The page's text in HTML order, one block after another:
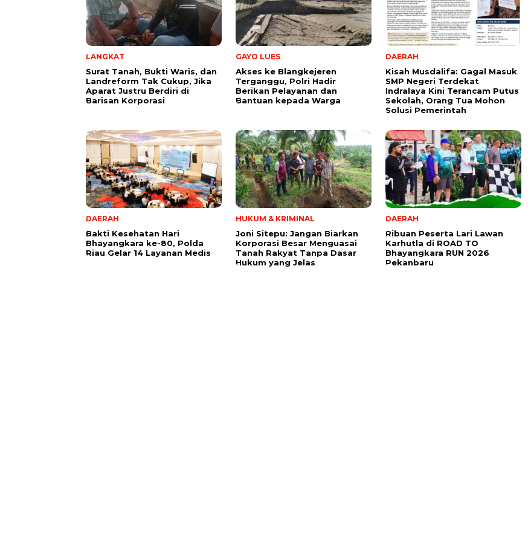
LANGKAT
Surat Tanah, Bukti Waris, dan
Landreform Tak Cukup, Jika
Aparat Justru Berdiri di
Barisan Korporasi
GAYO LUES
Akses ke Blangkejeren
Terganggu, Polri Hadir
Berikan Pelayanan dan
Bantuan kepada Warga
DAERAH
Kisah Musdalifa: Gagal Masuk
SMP Negeri Terdekat
Indralaya Kini Terancam Putus
Sekolah, Orang Tua Mohon
Solusi Pemerintah
DAERAH
Bakti Kesehatan Hari
Bhayangkara ke-80, Polda
Riau Gelar 14 Layanan Medis
HUKUM & KRIMINAL
Joni Sitepu: Jangan Biarkan
Korporasi Besar Menguasai
Tanah Rakyat Tanpa Dasar
Hukum yang Jelas
DAERAH
Ribuan Peserta Lari Lawan
Karhutla di ROAD TO
Bhayangkara RUN 2026
Pekanbaru